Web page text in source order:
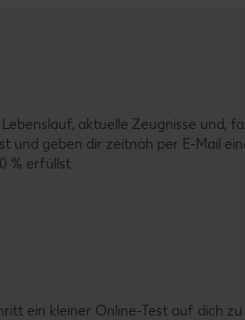
aktuelle Zeugnisse und,
und geben dir zeitnah per E-Mail
% erfüllst.
ein kleiner Online-Test auf dich